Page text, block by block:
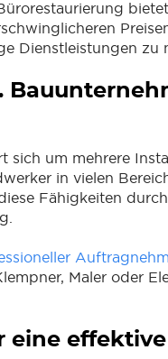
Dienstleistungen zu
sich um mehrere
in vielen
Fähigkeiten
Maler oder
eine